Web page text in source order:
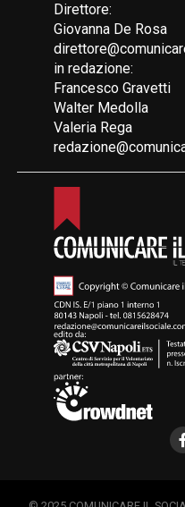
Direttore:
Giovanna De Rosa
in redazione:
Francesco Gravetti
Walter Medolla
Valeria Rega